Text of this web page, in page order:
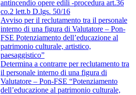
antincendio opere edili -procedura art.36
co.2 lett.b D.lgs. 50/16
Avviso per il reclutamento tra il personale
interno di una figura di Valutatore – Pon-
FSE Potenziamento dell’educazione al
patrimonio culturale, artistico,
paesaggistico”
Determina a contrarre per reclutamento tra
il personale interno di una figura di
Valutatore – Pon-FSE “Potenziamento
dell’educazione al patrimonio culturale,